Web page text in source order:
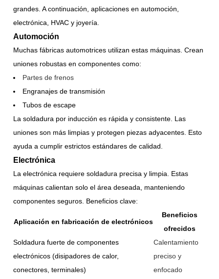
grandes. A continuación, aplicaciones en automoción,
electrónica, HVAC y joyería.
Automoción
Muchas fábricas automotrices utilizan estas máquinas. Crean
uniones robustas en componentes como:
Partes de frenos
Engranajes de transmisión
Tubos de escape
La soldadura por inducción es rápida y consistente. Las
uniones son más limpias y protegen piezas adyacentes. Esto
ayuda a cumplir estrictos estándares de calidad.
Electrónica
La electrónica requiere soldadura precisa y limpia. Estas
máquinas calientan solo el área deseada, manteniendo
componentes seguros. Beneficios clave:
Aplicación en fabricación de electrónicos
Beneficios
ofrecidos
Soldadura fuerte de componentes
electrónicos (disipadores de calor,
conectores, terminales)
Calentamiento
preciso y
enfocado